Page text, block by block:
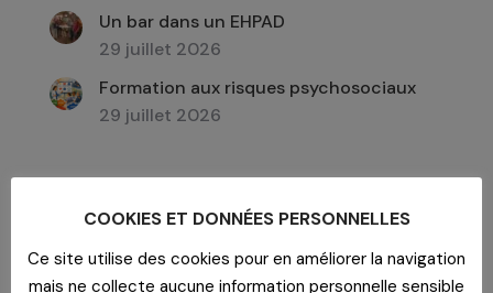
Un bar dans un EHPAD
29 juillet 2026
Formation aux risques psychosociaux
29 juillet 2026
Archives
Archives
COOKIES ET DONNÉES PERSONNELLES
Ce site utilise des cookies pour en améliorer la navigation
mais ne collecte aucune information personnelle sensible